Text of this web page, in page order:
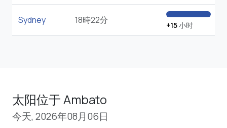
Sydney 18時22分 +15小时
太阳位于 Ambato
今天, 2026年08月06日